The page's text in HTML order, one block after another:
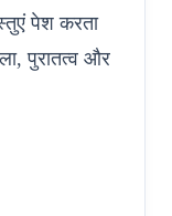
पेश करता
पुरातत्व और